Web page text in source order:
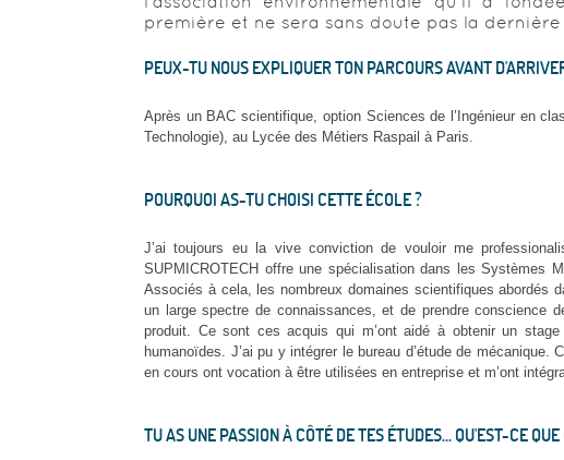
première et ne sera sans doute pas la dernière
PEUX-TU NOUS EXPLIQUER TON PARCOURS AVANT
Après un BAC scientifique, option Sciences de l’Ingénieur en
Technologie), au Lycée des Métiers Raspail à Paris.
POURQUOI AS-TU CHOISI CETTE ÉCOLE ?
J’ai toujours eu la vive conviction de vouloir me
SUPMICROTECH offre une spécialisation dans les Systèmes
Associés à cela, les nombreux domaines scientifiques abordés
un large spectre de connaissances, et de prendre conscience
produit. Ce sont ces acquis qui m’ont aidé à obtenir un
humanoïdes. J’ai pu y intégrer le bureau d’étude de
en cours ont vocation à être utilisées en entreprise et m’ont
TU AS UNE PASSION À CÔTÉ DE TES ÉTUDES... QU'EST-CE